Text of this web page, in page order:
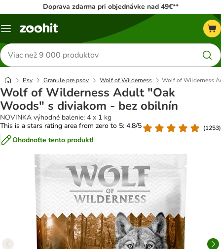
Doprava zdarma pri objednávke nad 49€**
Kategórie
Hľadať
produkty
Psy Granule pre psov Wolf of Wilderness Wolf of Wilderness
Wolf of Wilderness Adult "Oak
Woods" s diviakom - bez obilnín
NOVINKA výhodné balenie: 4 x 1 kg
This is a stars rating area from zero to 5: 4.8/5
(1253)
Ohodnoťte tento produkt!